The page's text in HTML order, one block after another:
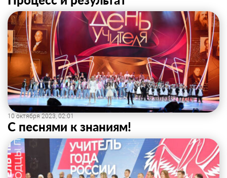
10 октября 2023, 02:01
С песнями к знаниям!